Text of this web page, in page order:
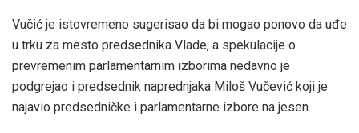
Vučić je istovremeno sugerisao da bi mogao ponovo da uđe
u trku za mesto predsednika Vlade, a spekulacije o
prevremenim parlamentarnim izborima nedavno je
podgrejao i predsednik naprednjaka Miloš Vučević koji je
najavio predsedničke i parlamentarne izbore na jesen.